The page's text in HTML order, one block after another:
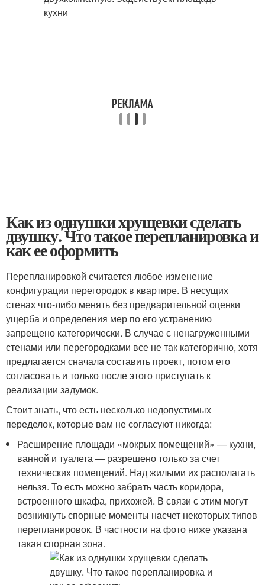
Как из однушки хрущевки сделать
двушку. Что такое перепланировка и
как ее оформить
Перепланировкой считается любое изменение
конфигурации перегородок в квартире. В несущих
стенах что-либо менять без предварительной оценки
ущерба и определения мер по его устранению
запрещено категорически. В случае с ненагруженными
стенами или перегородками все не так категорично, хотя
предлагается сначала составить проект, потом его
согласовать и только после этого приступать к
реализации задумок.
Стоит знать, что есть несколько недопустимых
переделок, которые вам не согласуют никогда:
Расширение площади «мокрых помещений» — кухни,
ванной и туалета — разрешено только за счет
технических помещений. Над жилыми их располагать
нельзя. То есть можно забрать часть коридора,
встроенного шкафа, прихожей. В связи с этим могут
возникнуть спорные моменты насчет некоторых типов
перепланировок. В частности на фото ниже указана
такая спорная зона.